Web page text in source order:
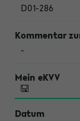
D01-286
-